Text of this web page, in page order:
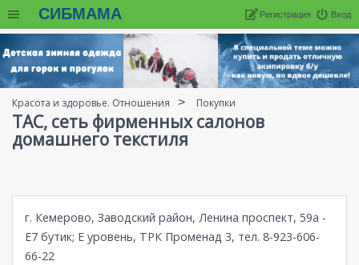
СИБМАМА Вход
Регистрация
Красота и здоровье. Отношения Покупки
TAC, сеть фирменных салонов
домашнего текстиля
г. Кемерово, Заводский район, Ленина проспект, 59а -
Е7 бутик; Е уровень, ТРК Променад 3, тел. 8-923-606-
66-22